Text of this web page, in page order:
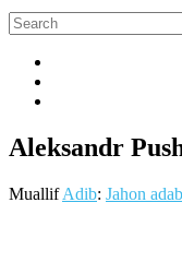
Aleksandr
MuallifAdib: Jahon